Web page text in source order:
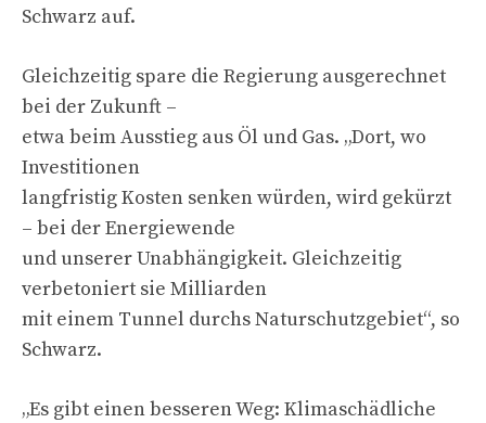
Schwarz auf.
Gleichzeitig spare die Regierung ausgerechnet
bei der Zukunft –
etwa beim Ausstieg aus Öl und Gas. „Dort, wo
Investitionen
langfristig Kosten senken würden, wird gekürzt
– bei der Energiewende
und unserer Unabhängigkeit. Gleichzeitig
verbetoniert sie Milliarden
mit einem Tunnel durchs Naturschutzgebiet“, so
Schwarz.
„Es gibt einen besseren Weg: Klimaschädliche